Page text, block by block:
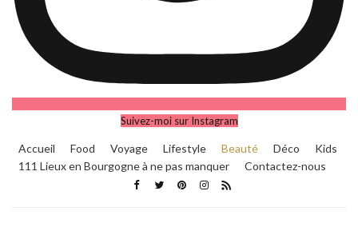
Suivez-moi sur Instagram
Accueil Food Voyage Lifestyle Beauté Déco
Kids
111 Lieux en Bourgogne à ne pas manquer
Contactez-nous